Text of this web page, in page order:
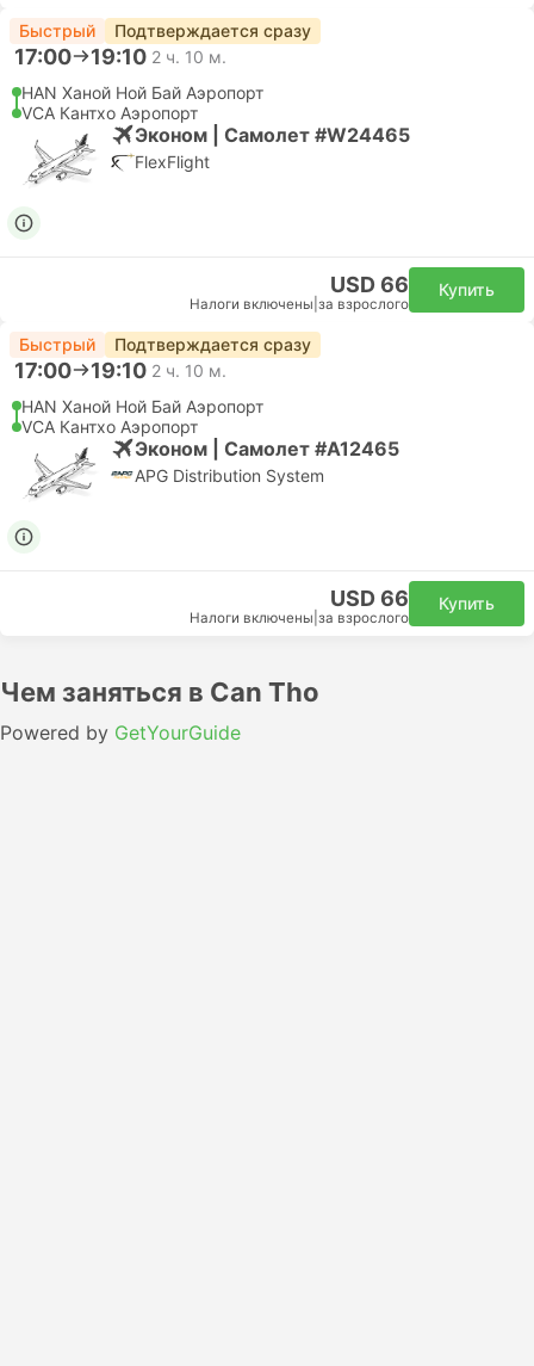
Быстрый Подтверждается сразу
17:00 19:10 2 ч. 10 м.
HAN Ханой Ной Бай Аэропорт
VCA Кантхо Аэропорт
Эконом | Самолет #W24465
FlexFlight
USD 66
Налоги включены за взрослого
Купить
Быстрый Подтверждается сразу
17:00 19:10 2 ч. 10 м.
HAN Ханой Ной Бай Аэропорт
VCA Кантхо Аэропорт
Эконом | Самолет #A12465
APG Distribution System
USD 66
Налоги включены за взрослого
Купить
Чем заняться в Can Tho
Powered by GetYourGuide